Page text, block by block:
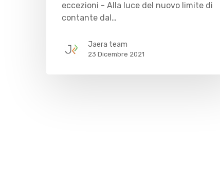
eccezioni - Alla luce del nuovo limite di
contante dal…
Jaera team
23 Dicembre 2021